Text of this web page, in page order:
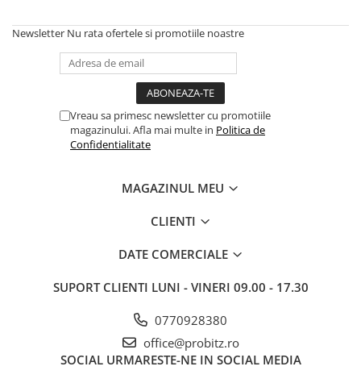
Drum
Imprimante de format mare
Imprimante Foto
Imprimante laser
Multifunctionale Inkjet
Access Points & Range Extendere
Newsletter Nu rata ofertele si promotiile noastre
Vreau sa primesc newsletter cu promotiile
magazinului. Afla mai multe in Politica de
Confidentialitate
MAGAZINUL MEU
CLIENTI
DATE COMERCIALE
SUPORT CLIENTI LUNI - VINERI 09.00 - 17.30
0770928380
office@probitz.ro
SOCIAL URMARESTE-NE IN SOCIAL MEDIA